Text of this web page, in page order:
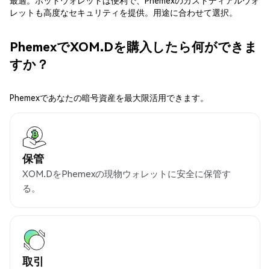
レットも高度なセキュリティを提供。用途に合わせて選択。
PhemexでXOM.Dを購入したら何ができま
すか？
Phemexであなたの暗号資産を最大限活用できます。
保管
XOM.DをPhemexの現物ウォレットに安全に保管す
る。
取引